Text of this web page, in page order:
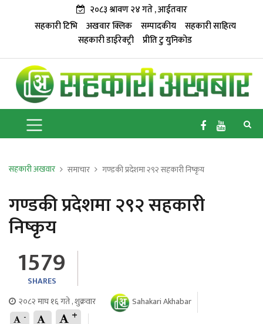
२०८३ श्रावण २४ गते , आईतवार
सहकारी टिभि
अखवार क्लिक सम्पादकीय
सहकारी साहित्य
सहकारी डाईरेक्ट्री प्रीति टु युनिकोड
सहकारी अखवार समाचार गण्डकी प्रदेशमा २९२ सहकारी निष्कृय
गण्डकी प्रदेशमा २९२ सहकारी
निष्कृय
1579
SHARES
२०८२ माघ १६ गते , शुक्रवार
Sahakari Akhabar
- +